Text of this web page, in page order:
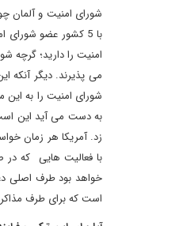
شورای امنیت و آلمان
با 5 کشور عضو
می پذیرند. دیگر
شورای امنیت را به
به دست می آید این
زد. آمریکا هر زمان
با فعالیت هایی که در
خواهد بود طرف اصلی
است که برای طرف